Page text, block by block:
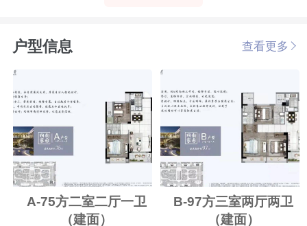
户型信息 查看更多
A-75方二室二厅一卫
（建面）
B-97方三室两厅两卫
（建面）